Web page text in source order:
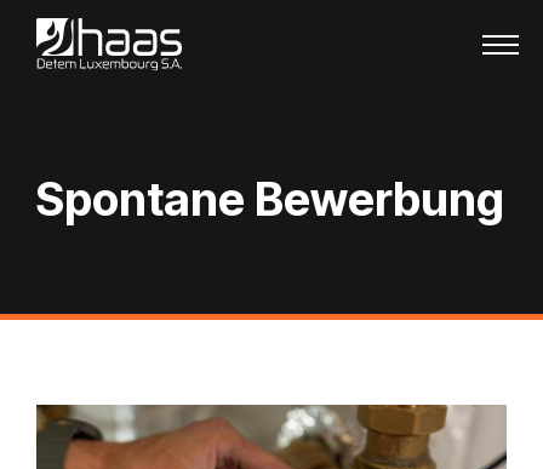
Spontane Bewerbung